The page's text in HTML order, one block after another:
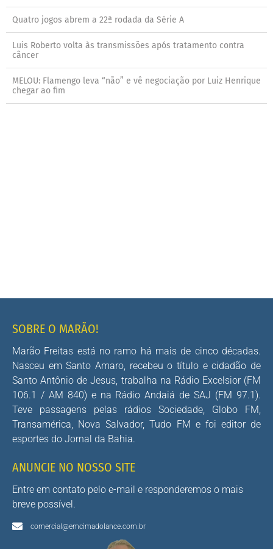
Quatro jogos abrem a 22ª rodada da Série A
Luis Roberto volta às transmissões após tratamento contra
câncer
MELOU: Flamengo leva “não” e vê negociação por Luiz Henrique
chegar ao fim
SOBRE O MARÃO!
Marão Freitas está no ramo há mais de cinco décadas.
Nasceu em Santo Amaro, recebeu o título e cidadão de
Santo Antônio de Jesus, trabalha na Rádio Excelsior (FM
106.1 / AM 840) e na Rádio Andaiá de SAJ (FM 97.1).
Teve passagens pelas rádios Sociedade, Globo FM,
Transamérica, Nova Salvador, Tudo FM e foi editor de
esportes do Jornal da Bahia.
ANUNCIE NO NOSSO SITE
Entre em contato pelo e-mail e responderemos o mais
breve possível.
comercial@emcimadolance.com.br